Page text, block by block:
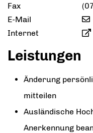
Fax
E-Mail
Internet
Leistungen
Änderung
mitteilen
Ausländische
Anerkennung